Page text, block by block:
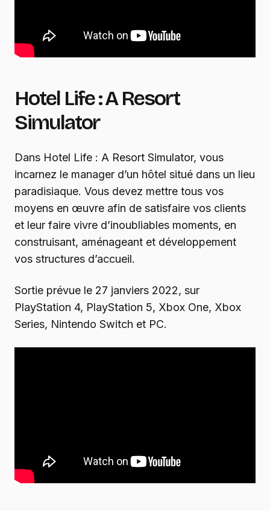
Hotel Life : A Resort
Simulator
Dans Hotel Life : A Resort Simulator, vous
incarnez le manager d’un hôtel situé dans un lieu
paradisiaque. Vous devez mettre tous vos
moyens en œuvre afin de satisfaire vos clients
et leur faire vivre d’inoubliables moments, en
construisant, aménageant et développement
vos structures d’accueil.
Sortie prévue le 27 janviers 2022, sur
PlayStation 4, PlayStation 5, Xbox One, Xbox
Series, Nintendo Switch et PC.